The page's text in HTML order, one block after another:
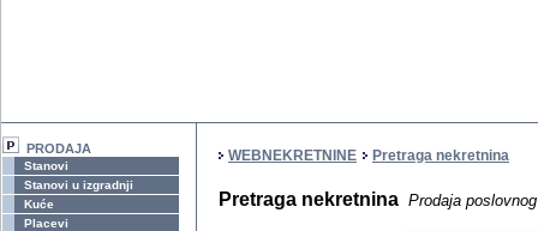
PRODAJA
Stanovi
Stanovi u izgradnji
Kuće
Placevi
WEBNEKRETNINE Pretraga nekretnina
Pretraga nekretnina Prodaja